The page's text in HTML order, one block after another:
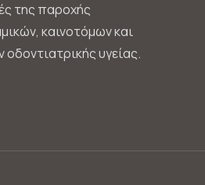
της παροχής
καινοτόμων και
υγείας.